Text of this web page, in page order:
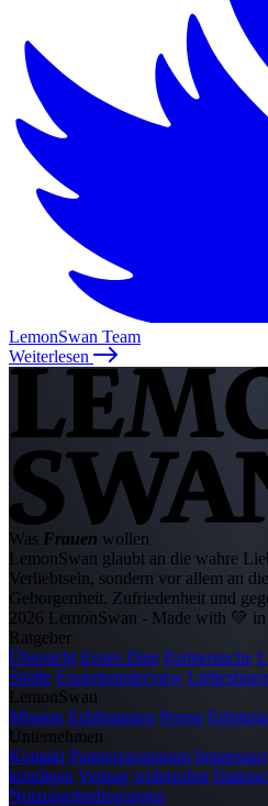
LemonSwan Team
Weiterlesen
Was Frauen wollen
LemonSwan glaubt an die wahre
Verliebtsein, sondern vor allem an
Geborgenheit, Zufriedenheit und
2026 LemonSwan - Made with 💚
Ratgeber
Übersicht Erstes Date Partnersuche
Städte Experteninterview
LemonSwan
Mission Erfahrungen Presse
Unternehmen
Kontakt Partnerprogramm
kündigen Vertrag widerrufen
Nutzungsbedingungen